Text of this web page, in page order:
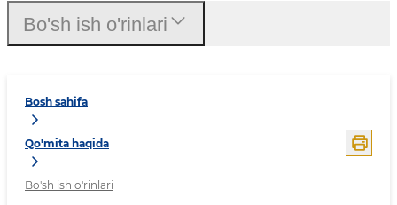
Bosh sahifa
Qo'mita haqida
Bo'sh ish o'rinlari
Bo'sh ish o'rinlari